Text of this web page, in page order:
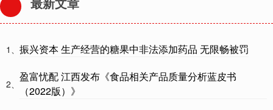
1、 振兴资本 生产经营的糖果中非法添加药品 无限畅被罚
2、
盈富忧配 江西发布《食品相关产品质量分析蓝皮书
（2022版）》